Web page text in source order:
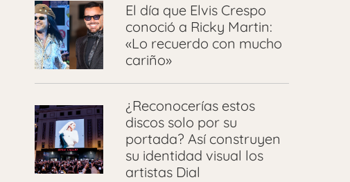
El día que Elvis Crespo
conoció a Ricky Martin:
«Lo recuerdo con mucho
cariño»
¿Reconocerías estos
discos solo por su
portada? Así construyen
su identidad visual los
artistas Dial